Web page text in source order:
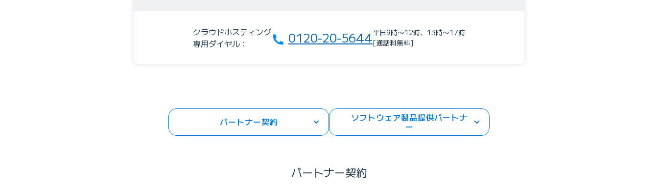
クラウドホスティング
専用ダイヤル：
0120-20-5644平日9時〜12時、13時〜17時
[通話料無料]
パートナー契約 ソフトウェア製品提供パートナ
ー
パートナー契約